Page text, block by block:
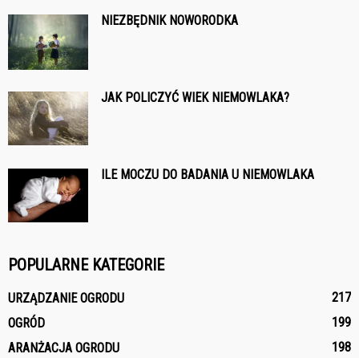
NIEZBĘDNIK NOWORODKA
JAK POLICZYĆ WIEK NIEMOWLAKA?
ILE MOCZU DO BADANIA U NIEMOWLAKA
POPULARNE KATEGORIE
URZĄDZANIE OGRODU
217
OGRÓD
199
ARANŻACJA OGRODU
198